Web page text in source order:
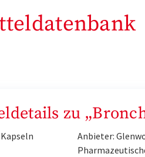
zu
Anbieter: